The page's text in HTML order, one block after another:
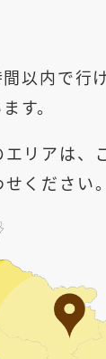
以内で行
す。
リアは、
ください。